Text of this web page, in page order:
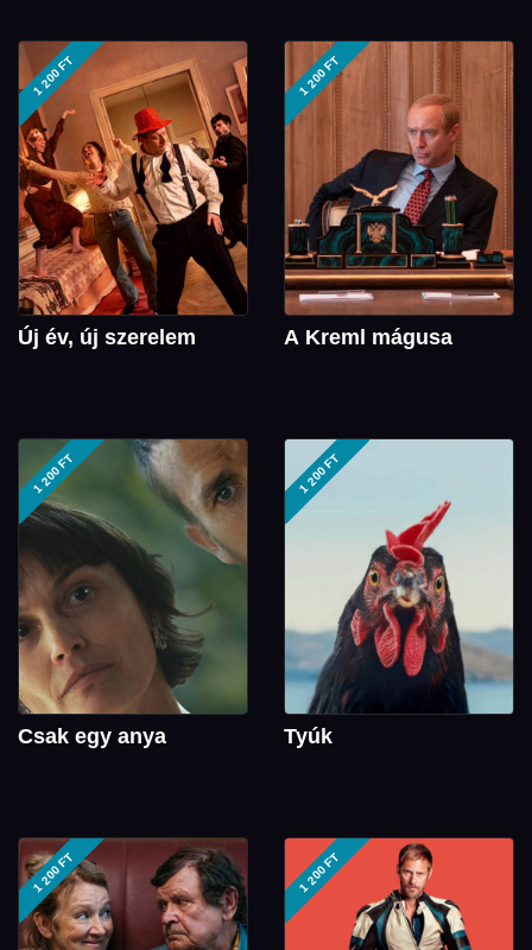
1 200 FT
Új év, új szerelem
1 200 FT
A Kreml mágusa
1 200 FT
Csak egy anya
1 200 FT
Tyúk
1 200 FT 1 200 FT